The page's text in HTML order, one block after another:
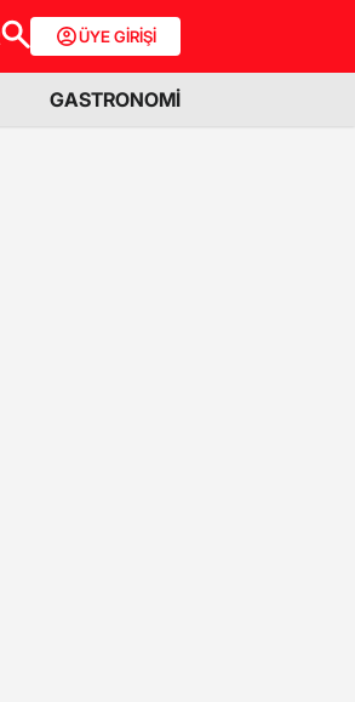
ÜYE GİRİŞİ
GASTRONOMİ